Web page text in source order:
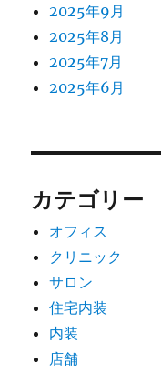
2025年9月
2025年8月
2025年7月
2025年6月
カテゴリー
オフィス
クリニック
サロン
住宅内装
内装
店舗